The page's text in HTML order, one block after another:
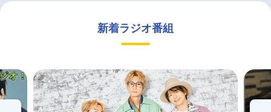
新着ラジオ番組